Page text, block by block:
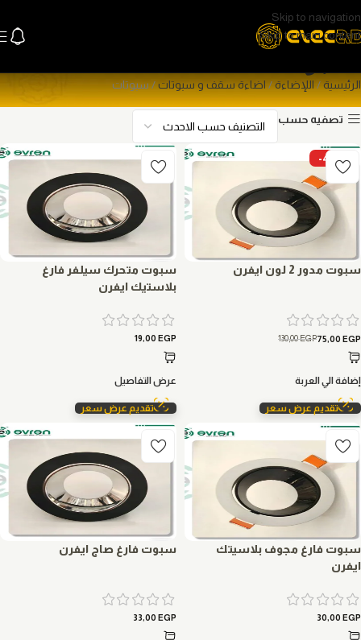
Skip to navigation
Skip to main content
سبوتات
الرئيسية اللإضاءة اضاءة سقف و سبوتات سبوتات
تصفيه حسب
-42%
سبوت مدور 2 لون ايفرن
130,00EGP75,00 EGP
إضافة الي العربة
تقديم عرض سعر
سبوت متحرك سيلفر فارغ
بلاستيك ايفرن
19,00 EGP
عرض التفاصيل
تقديم عرض سعر
سبوت فارغ مجوف بلاسيتك
ايفرن
30,00 EGP
سبوت فارغ صاج ايفرن
33,00 EGP